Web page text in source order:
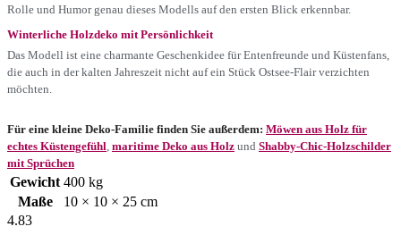
Rolle und Humor genau dieses Modells auf den ersten Blick erkennbar.
Winterliche Holzdeko mit Persönlichkeit
Das Modell ist eine charmante Geschenkidee für Entenfreunde und Küstenfans,
die auch in der kalten Jahreszeit nicht auf ein Stück Ostsee-Flair verzichten
möchten.
Für eine kleine Deko-Familie finden Sie außerdem: Möwen aus Holz für
echtes Küstengefühl maritime Deko aus Holz und Shabby-Chic-Holzschilder
mit Sprüchen
Gewicht 400 kg
Maße
10 × 10 × 25 cm
4.83